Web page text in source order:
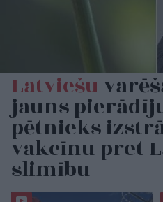
Latviešu
jauns
pētnieks
vakcīnu pret
slimību